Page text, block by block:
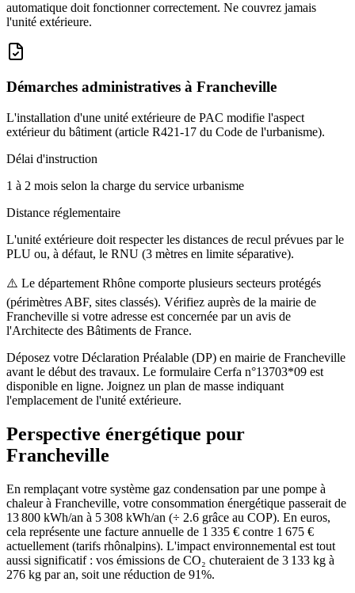
automatique doit fonctionner correctement. Ne couvrez jamais
l'unité extérieure.
Démarches administratives à Francheville
L'installation d'une unité extérieure de PAC modifie l'aspect
extérieur du bâtiment (article R421-17 du Code de l'urbanisme).
Délai d'instruction
1 à 2 mois selon la charge du service urbanisme
Distance réglementaire
L'unité extérieure doit respecter les distances de recul prévues par le
PLU ou, à défaut, le RNU (3 mètres en limite séparative).
⚠️ Le département Rhône comporte plusieurs secteurs protégés
(périmètres ABF, sites classés). Vérifiez auprès de la mairie de
Francheville si votre adresse est concernée par un avis de
l'Architecte des Bâtiments de France.
Déposez votre Déclaration Préalable (DP) en mairie de Francheville
avant le début des travaux. Le formulaire Cerfa n°13703*09 est
disponible en ligne. Joignez un plan de masse indiquant
l'emplacement de l'unité extérieure.
Perspective énergétique pour
Francheville
En remplaçant votre système gaz condensation par une pompe à
chaleur à Francheville, votre consommation énergétique passerait de
13 800 kWh/an à 5 308 kWh/an (÷ 2.6 grâce au COP). En euros,
cela représente une facture annuelle de 1 335 € contre 1 675 €
actuellement (tarifs rhônalpins). L'impact environnemental est tout
aussi significatif : vos émissions de CO₂ chuteraient de 3 133 kg à
276 kg par an, soit une réduction de 91%.